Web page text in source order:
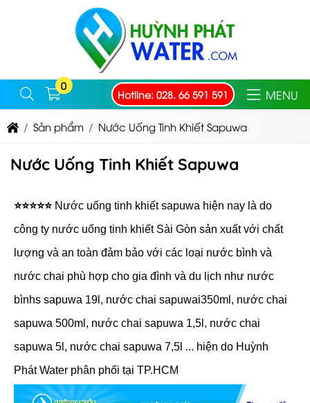
0
Hotline: 028. 66 591 591 MENU
Sản phẩm Nước Uống Tinh Khiết Sapuwa
Nước Uống Tinh Khiết Sapuwa
⭐⭐⭐⭐⭐Nước uống tinh khiết sapuwa hiện nay là do
công ty nước uống tinh khiết Sài Gòn sản xuất với chất
lượng và an toàn đảm bảo với các loại nước bình và
nước chai phù hợp cho gia đình và du lịch như nước
bìnhs sapuwa 19l, nước chai sapuwai350ml, nước chai
sapuwa 500ml, nước chai sapuwa 1,5l, nước chai
sapuwa 5l, nước chai sapuwa 7,5l ... hiện do Huỳnh
Phát Water phân phối tại TP.HCM